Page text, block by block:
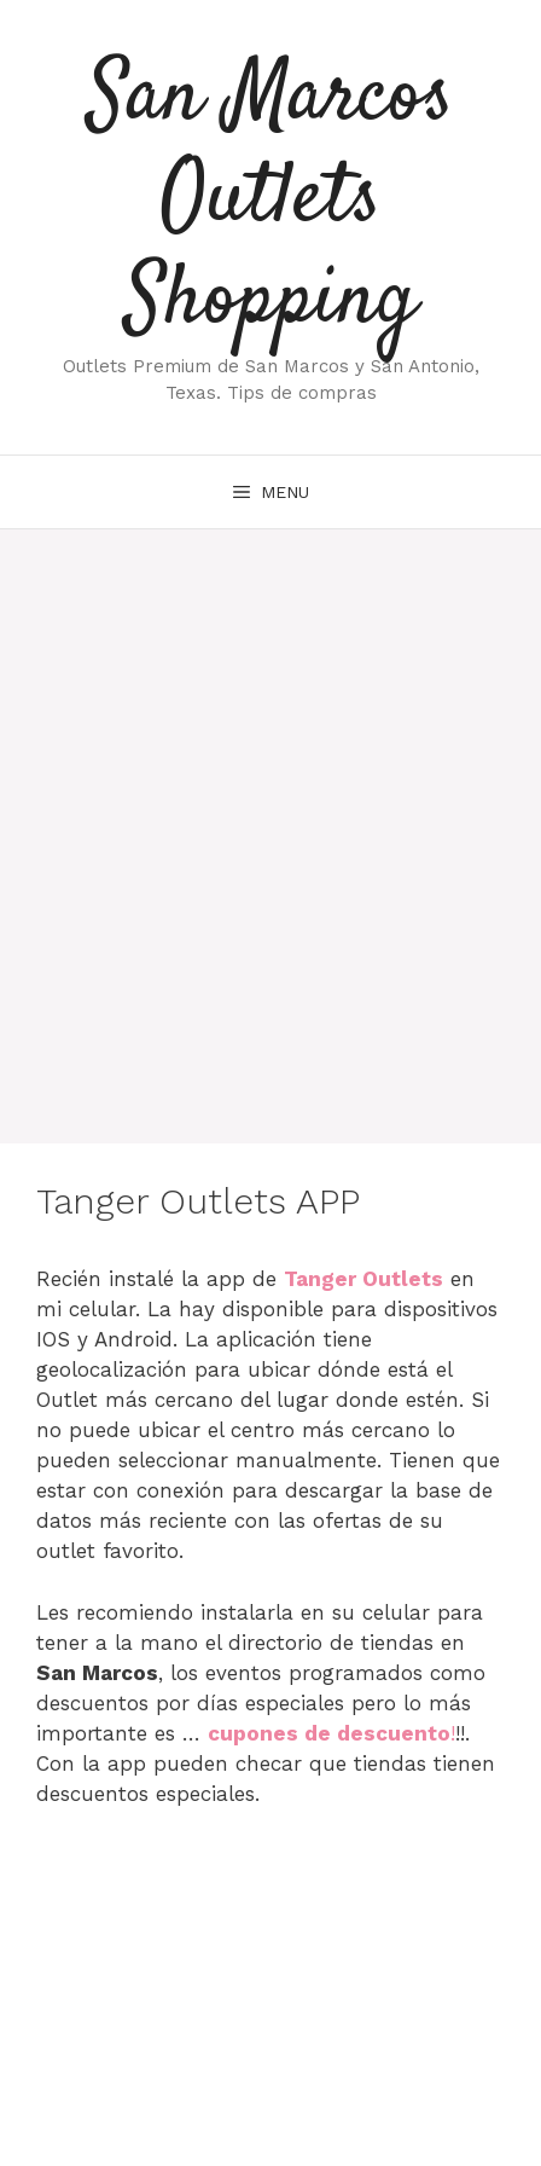
contenidoSan Marcos
Outlets
Shopping
Outlets Premium de San Marcos y San Antonio,
Texas. Tips de compras
MENU
Tanger Outlets APP
Recién instalé la app de Tanger Outlets en
mi celular. La hay disponible para dispositivos
IOS y Android. La aplicación tiene
geolocalización para ubicar dónde está el
Outlet más cercano del lugar donde estén. Si
no puede ubicar el centro más cercano lo
pueden seleccionar manualmente. Tienen que
estar con conexión para descargar la base de
datos más reciente con las ofertas de su
outlet favorito.
Les recomiendo instalarla en su celular para
tener a la mano el directorio de tiendas en
San Marcos, los eventos programados como
descuentos por días especiales pero lo más
importante es … cupones de descuento!!!.
Con la app pueden checar que tiendas tienen
descuentos especiales.